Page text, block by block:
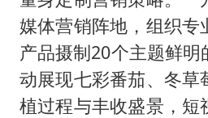
媒体营销阵地，组织专
产品摄制20个主题鲜
动展现七彩番茄、冬草
植过程与丰收盛景，短